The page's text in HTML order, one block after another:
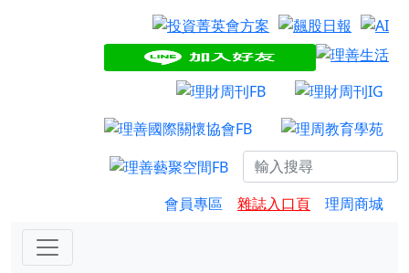
會員專區 雜誌入口頁 理周商城